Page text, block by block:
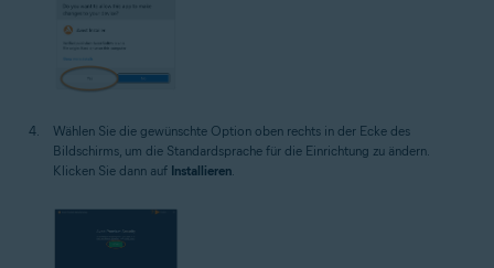
Wählen Sie die gewünschte Option oben rechts in der Ecke des
Bildschirms, um die Standardsprache für die Einrichtung zu ändern.
Klicken Sie dann auf Installieren